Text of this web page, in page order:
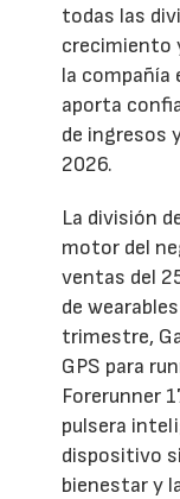
todas las
crecimiento
la compañía
aporta
de ingresos
2026.
La división
motor del
ventas del
de
trimestre,
GPS para
Forerunner
pulsera
dispositivo
bienestar y